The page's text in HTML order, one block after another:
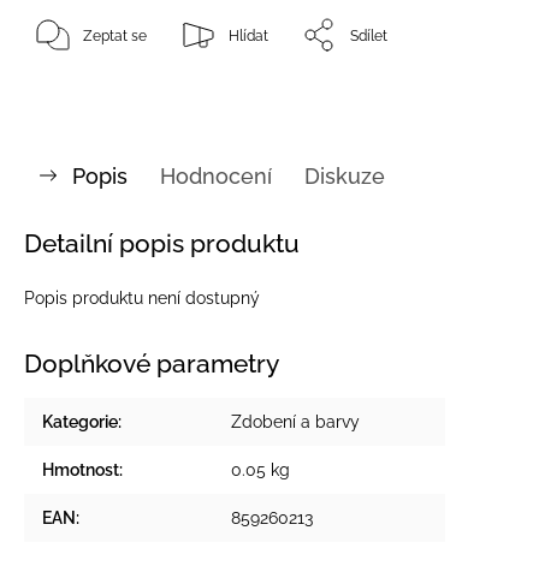
Zeptat se Hlídat Sdílet
Popis Hodnocení Diskuze
Detailní popis produktu
Popis produktu není dostupný
Doplňkové parametry
Kategorie: Zdobení a barvy
Hmotnost: 0.05 kg
EAN: 859260213